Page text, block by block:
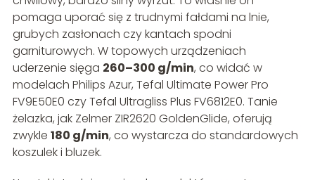
pomaga uporać się z trudnymi fałdami na lnie,
grubych zasłonach czy kantach spodni
garniturowych. W topowych urządzeniach
uderzenie sięga 260–300 g/min, co widać w
modelach Philips Azur, Tefal Ultimate Power Pro
FV9E50E0 czy Tefal Ultragliss Plus FV6812E0. Tanie
żelazka, jak Zelmer ZIR2620 GoldenGlide, oferują
zwykle 180 g/min, co wystarcza do standardowych
koszulek i bluzek.